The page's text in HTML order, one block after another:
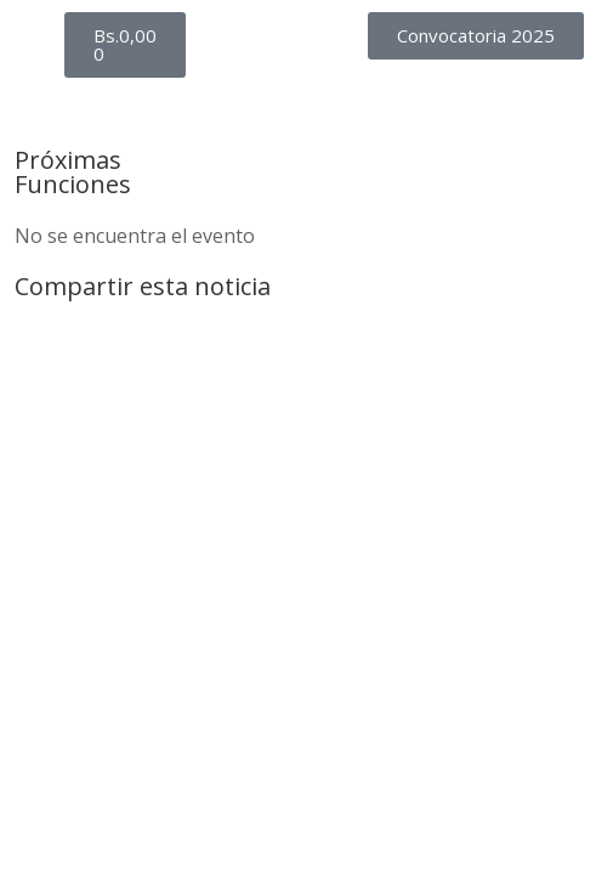
Convocatoria 2025
Bs.0,00
0
Próximas
Funciones
No se encuentra el evento
Compartir esta noticia